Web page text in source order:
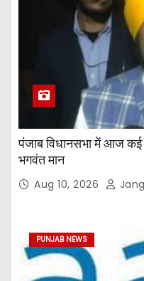
पंजाब विधानसभा में आज कई
भगवंत मान
Aug 10, 2026
PUNJAB NEWS